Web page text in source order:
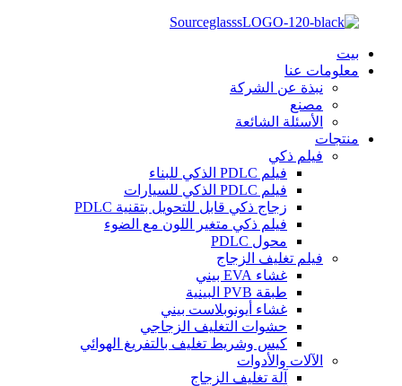
بيت
معلومات عنا
نبذة عن الشركة
مصنع
الأسئلة الشائعة
منتجات
فيلم ذكي
فيلم PDLC الذكي للبناء
فيلم PDLC الذكي للسيارات
زجاج ذكي قابل للتحويل بتقنية PDLC
فيلم ذكي متغير اللون مع الضوء
محول PDLC
فيلم تغليف الزجاج
غشاء EVA بيني
طبقة PVB البينية
غشاء أيونوبلاست بيني
حشوات التغليف الزجاجي
كيس وشريط تغليف بالتفريغ الهوائي
الآلات والأدوات
آلة تغليف الزجاج